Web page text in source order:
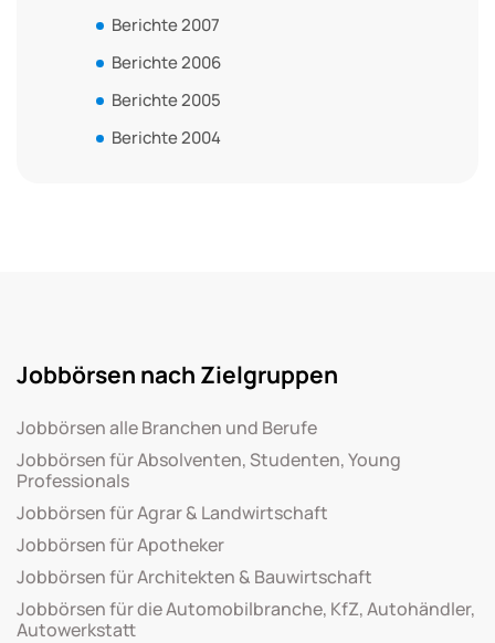
Berichte 2007
Berichte 2006
Berichte 2005
Berichte 2004
Jobbörsen nach Zielgruppen
Jobbörsen alle Branchen und Berufe
Jobbörsen für Absolventen, Studenten, Young
Professionals
Jobbörsen für Agrar & Landwirtschaft
Jobbörsen für Apotheker
Jobbörsen für Architekten & Bauwirtschaft
Jobbörsen für die Automobilbranche, KfZ, Autohändler,
Autowerkstatt